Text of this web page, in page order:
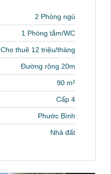
2 Phòng ngủ
1 Phòng tắm/WC
Cho thuê 12 triệu/tháng
Đường rộng 20m
90 m²
Cấp 4
Phước Bình
Nhà đất